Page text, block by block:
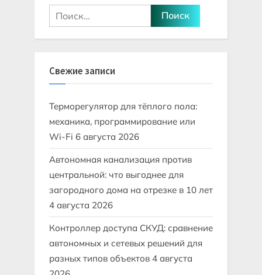
Найти:
Свежие записи
Терморегулятор для тёплого пола:
механика, программирование или
Wi-Fi 6 августа 2026
Автономная канализация против
центральной: что выгоднее для
загородного дома на отрезке в 10 лет
4 августа 2026
Контроллер доступа СКУД: сравнение
автономных и сетевых решений для
разных типов объектов 4 августа